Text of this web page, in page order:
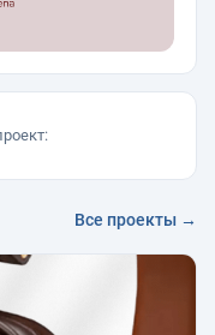
Все проекты →